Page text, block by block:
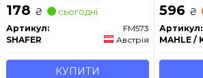
178 ₴ сьогодні
Артикул:
FM573
SHAFER
Австрія
КУПИТИ
596 ₴
Артикул: